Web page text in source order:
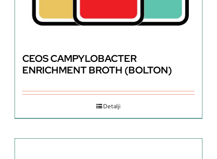
CEOS CAMPYLOBACTER
ENRICHMENT BROTH (BOLTON)
Detalji